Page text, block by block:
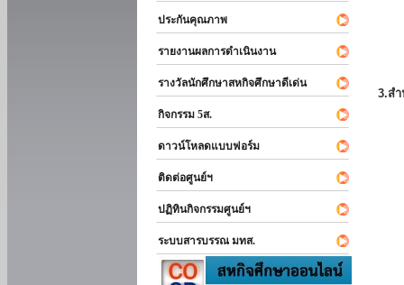
ประกันคุณภาพ
รายงานผลการดำเนินงาน
รางวัลนักศึกษาสหกิจศึกษาดีเด่น
กิจกรรม 5ส.
ดาวน์โหลดแบบฟอร์ม
ติดต่อศูนย์ฯ
ปฏิทินกิจกรรมศูนย์ฯ
ระบบสารบรรณ มทส.
3.ส